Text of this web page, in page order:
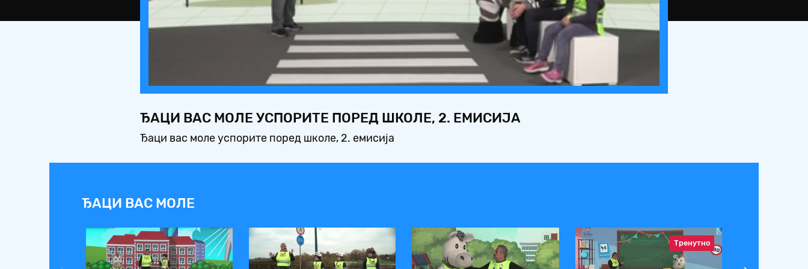
ЂАЦИ ВАС МОЛЕ УСПОРИТЕ ПОРЕД ШКОЛЕ, 2. ЕМИСИЈА
Ђаци вас моле успорите поред школе, 2. емисија
ЂАЦИ ВАС МОЛЕ
Тренутно